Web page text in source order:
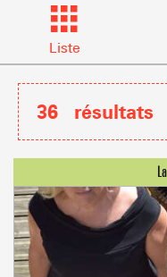
Liste
36 résultats